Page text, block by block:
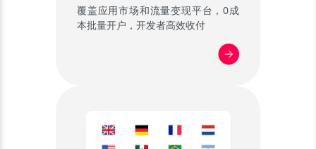
覆盖应用市场和流量变现平台，0成
本批量开户，开发者高效收付